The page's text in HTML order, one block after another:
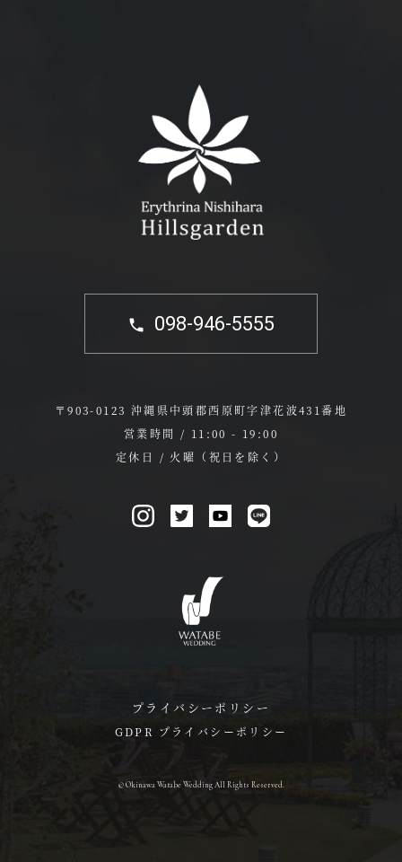
098-946-5555
〒903-0123 沖縄県中頭郡西原町字津花波431番地
営業時間 / 11:00 - 19:00
定休日 / 火曜（祝日を除く）
プライバシーポリシー
GDPR プライバシーポリシー
© Okinawa Watabe Wedding All Rights Reserved.